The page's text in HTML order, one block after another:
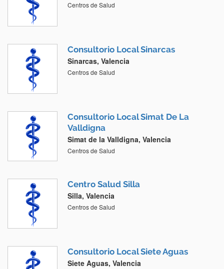
Centros de Salud
Consultorio Local Sinarcas
Sinarcas, Valencia
Centros de Salud
Consultorio Local Simat De La
Valldigna
Simat de la Valldigna, Valencia
Centros de Salud
Centro Salud Silla
Silla, Valencia
Centros de Salud
Consultorio Local Siete Aguas
Siete Aguas, Valencia